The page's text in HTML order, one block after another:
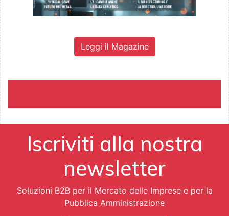
Leggi il Magazine
Iscriviti alla nostra
newsletter
Soluzioni B2B per il Mercato delle Imprese e per la
Pubblica Amministrazione